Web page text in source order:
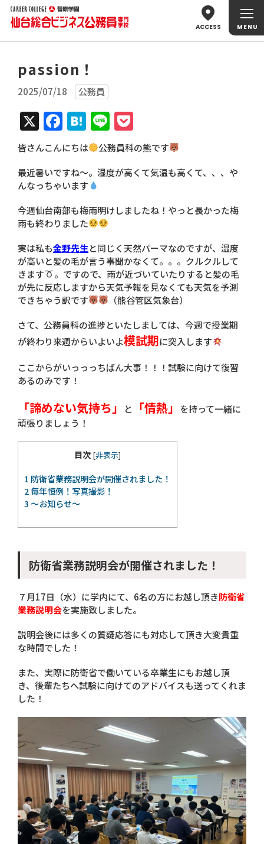
ACCESS
passion！
2025/07/18 公務員
X Facebook
Hatena
Line
皆さんこんにちは
公務員科の熊です
最近暑いですね～。湿度が高くて気温も高くて、、、や
んなっちゃいます
今週仙台南部も梅雨明けしましたね！やっと長かった梅
雨も終わりました
実は私も金野先生と同じく天然パーマなのですが、湿度
が高いと髪の毛が言う事聞かなくて。。。クルクルして
きます
。ですので、雨が近づいていたりすると髪の毛
が先に反応しますから天気予報を見なくても天気を予測
できちゃう訳です
（熊谷管区気象台）
さて、公務員科の進捗といたしましては、今週で授業期
が終わり来週からいよいよ模試期に突入します
ここからがいっっっちばん大事！！！試験に向けて復習
あるのみです！
「諦めない気持ち」 と 「情熱」
を持って一緒に
頑張りましょう！
目次 [非表示]
1 防衛省業務説明会が開催されました！
2毎年恒例！写真撮影！
3～お知らせ～
防衛省業務説明会が開催されました！
７月17日（水）に学内にて、6名の方にお越し頂き防衛省
業務説明会を実施致しました。
説明会後には多くの質疑応答にも対応して頂き大変貴重
な時間でした！
また、実際に防衛省で働いている卒業生にもお越し頂
き、後輩たちへ試験に向けてのアドバイスも送ってくれま
した！